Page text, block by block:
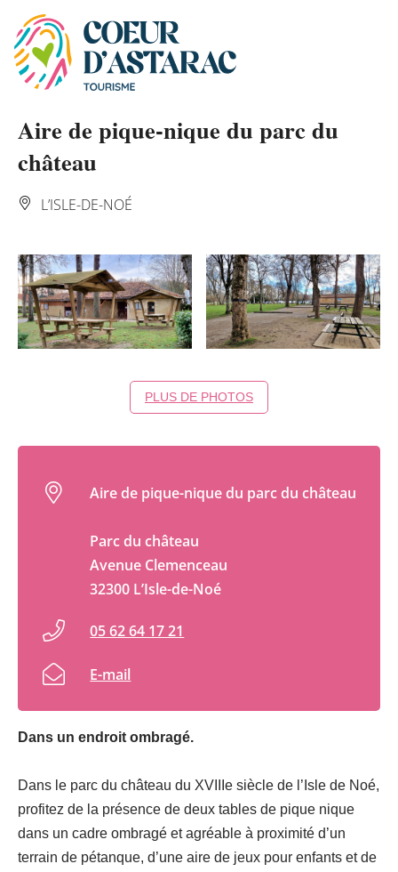
Panneau de gestion des cookies
Aire de pique-nique du parc du
château
L’ISLE-DE-NOÉ
PLUS DE PHOTOS
Dans un endroit ombragé.
Dans le parc du château du XVIIIe siècle de l’Isle de Noé,
profitez de la présence de deux tables de pique nique
dans un cadre ombragé et agréable à proximité d’un
terrain de pétanque, d’une aire de jeux pour enfants et de
Aire de pique-nique du parc du château
Parc du château
Avenue Clemenceau
32300 L’Isle-de-Noé
05 62 64 17 21
E-mail